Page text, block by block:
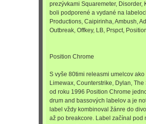
prezývkami Squaremeter, Disorder,
boli podporené a vydané na
Productions, Caipirinha, Ambush,
Outbreak, Offkey, LB, Prspct,
Position Chrome
S vyše 80timi releasmi umelcov
Limewax, Counterstrike, Dylan,
od roku 1996 Position Chrome
drum and bassových labelov a je
label vždy kombinoval žánre do
až po breakcore. Label začínal pod